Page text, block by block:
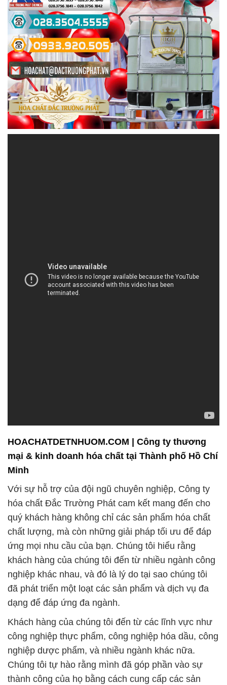
HOACHATDETNHUOM.COM | Công ty thương
mại & kinh doanh hóa chất tại Thành phố Hồ Chí
Minh
Với sự hỗ trợ của đội ngũ chuyên nghiệp, Công ty
hóa chất Đắc Trường Phát cam kết mang đến cho
quý khách hàng không chỉ các sản phẩm hóa chất
chất lượng, mà còn những giải pháp tối ưu để đáp
ứng mọi nhu cầu của bạn. Chúng tôi hiểu rằng
khách hàng của chúng tôi đến từ nhiều ngành công
nghiệp khác nhau, và đó là lý do tại sao chúng tôi
đã phát triển một loạt các sản phẩm và dịch vụ đa
dạng để đáp ứng đa ngành.
Khách hàng của chúng tôi đến từ các lĩnh vực như
công nghiệp thực phẩm, công nghiệp hóa dầu, công
nghiệp dược phẩm, và nhiều ngành khác nữa.
Chúng tôi tự hào rằng mình đã góp phần vào sự
thành công của họ bằng cách cung cấp các sản